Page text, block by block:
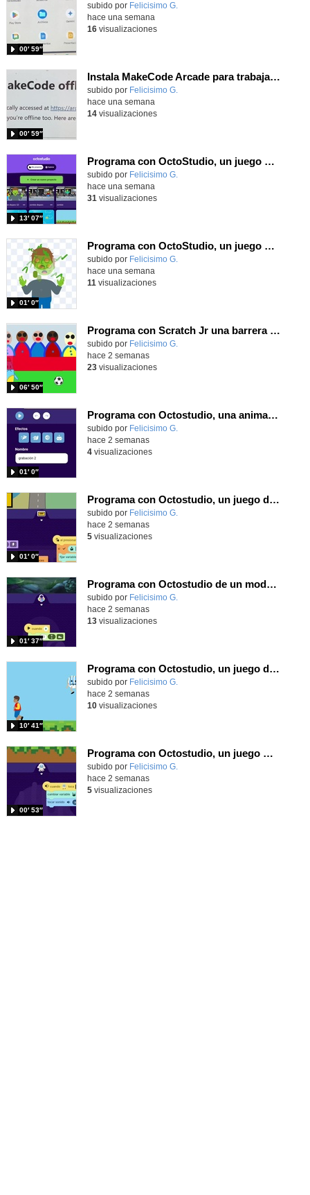
Contenido educativo.
subido por Felicisimo G.
00′ 59″
hace una semana
16visualizaciones
Instala MakeCode Arcade para trabajar offline en tu tablet, ordenador, Chromebook
Contenido educativo.
subido por Felicisimo G.
00′ 59″
hace una semana
14visualizaciones
Programa con OctoStudio, un juego de disparos contra Zombies con un cargador basado en el House of the dead
Contenido educativo.
subido por Felicisimo G.
13′ 07″
hace una semana
31 visualizaciones
Programa con OctoStudio, un juego homenajeando al House of the dead con Zombies
Contenido educativo.
subido por Felicisimo G.
01′ 0″
hace una semana
11 visualizaciones
Programa con Scratch Jr una barrera que se desplaza para dar sensación de movimiento
Contenido educativo.
subido por Felicisimo G.
06′ 50″
hace 2 semanas
23visualizaciones
Programa con Octostudio, una animación utilizando la cámara para una foto y audio y texto para comunicar.
Contenido educativo.
subido por Felicisimo G.
01′ 0″
hace 2 semanas
4visualizaciones
Programa con Octostudio, un juego de Educación Víal cruzando un paso de cebra.
Contenido educativo.
subido por Felicisimo G.
01′ 0″
hace 2 semanas
5visualizaciones
Programa con Octostudio de un modo sencillo, offline y gratuito
Contenido educativo.
subido por Felicisimo G.
01′ 37″
hace 2 semanas
13visualizaciones
Programa con Octostudio, un juego de 4 personajes ganando la copa del mundo saltando y esquivando rivales.
Contenido educativo.
subido por Felicisimo G.
10′ 41″
hace 2 semanas
10visualizaciones
Programa con Octostudio, un juego moviendo la tablet para ganar con España, el mundial 2026
Contenido educativo.
subido por Felicisimo G.
00′ 53″
hace 2 semanas
5visualizaciones